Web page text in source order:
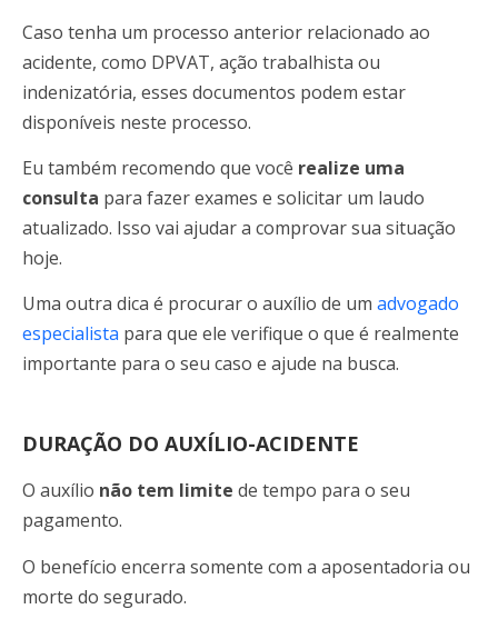
Caso tenha um processo anterior relacionado ao
acidente, como DPVAT, ação trabalhista ou
indenizatória, esses documentos podem estar
disponíveis neste processo.
Eu também recomendo que você realize uma
consulta para fazer exames e solicitar um laudo
atualizado. Isso vai ajudar a comprovar sua situação
hoje.
Uma outra dica é procurar o auxílio de um advogado
especialista para que ele verifique o que é realmente
importante para o seu caso e ajude na busca.
DURAÇÃO DO AUXÍLIO-ACIDENTE
O auxílio não tem limite de tempo para o seu
pagamento.
O benefício encerra somente com a aposentadoria ou
morte do segurado.